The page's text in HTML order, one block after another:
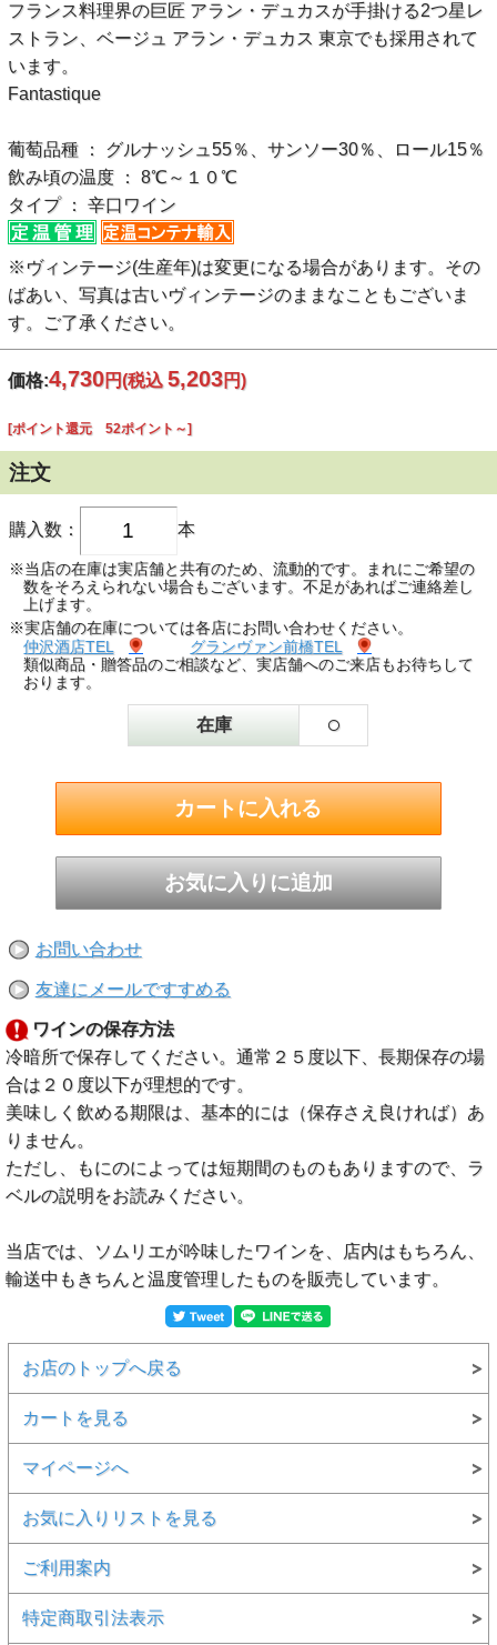
フランス料理界の巨匠 アラン・デュカスが手掛ける2つ星レ
ストラン、ベージュ アラン・デュカス 東京でも採用されて
います。
Fantastique
葡萄品種 ： グルナッシュ55％、サンソー30％、ロール15％
飲み頃の温度 ： 8℃～１０℃
タイプ ： 辛口ワイン
※ヴィンテージ(生産年)は変更になる場合があります。その
ばあい、写真は古いヴィンテージのままなこともございま
す。ご了承ください。
価格:4,730円(税込 5,203円)
[ポイント還元 52ポイント～]
注文
購入数： 本
※当店の在庫は実店舗と共有のため、流動的です。まれにご希望の
数をそろえられない場合もございます。不足があればご連絡差し
上げます。
※実店舗の在庫については各店にお問い合わせください。
仲沢酒店TEL
グランヴァン前橋TEL
類似商品・贈答品のご相談など、実店舗へのご来店もお待ちして
おります。
在庫 ○
お問い合わせ
友達にメールですすめる
ワインの保存方法
冷暗所で保存してください。通常２５度以下、長期保存の場
合は２０度以下が理想的です。
美味しく飲める期限は、基本的には（保存さえ良ければ）あ
りません。
ただし、もにのによっては短期間のものもありますので、ラ
ベルの説明をお読みください。
当店では、ソムリエが吟味したワインを、店内はもちろん、
輸送中もきちんと温度管理したものを販売しています。
お店のトップへ戻る
カートを見る
マイページへ
お気に入りリストを見る
ご利用案内
特定商取引法表示